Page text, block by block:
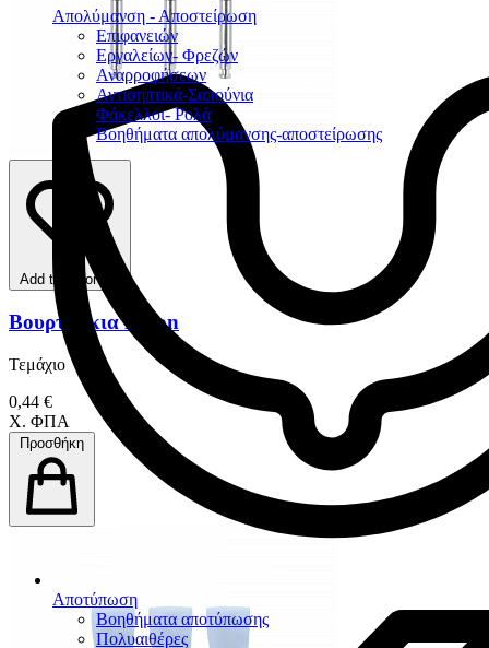
Απολύμανση - Αποστείρωση
Επιφανειών
Εργαλείων- Φρεζών
Αναρροφήσεων
Αντισηπτικά-Σαπούνια
Φάκελλοι- Ρολά
Βοηθήματα απολύμανσης-αποστείρωσης
Αποτύπωση
Βοηθήματα αποτύπωσης
Πολυαιθέρες
Add to favorites
Βουρτσάκια Nylon
Τεμάχιο
0,44 €
Χ. ΦΠΑ
Προσθήκη